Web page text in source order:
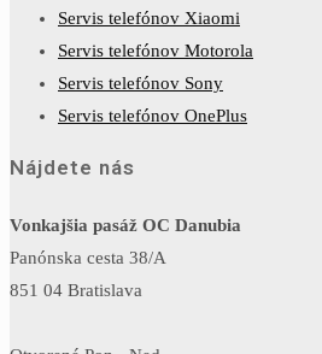
Servis telefónov Xiaomi
Servis telefónov Motorola
Servis telefónov Sony
Servis telefónov OnePlus
Nájdete nás
Vonkajšia pasáž OC Danubia
Panónska cesta 38/A
851 04 Bratislava